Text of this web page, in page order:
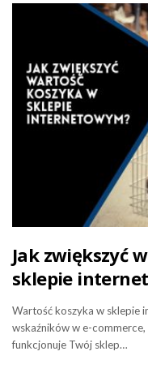
Jak zwiększyć
sklepie
Wartość koszyka w sklepie
wskaźników w e-
funkcjonuje Twój sklep…